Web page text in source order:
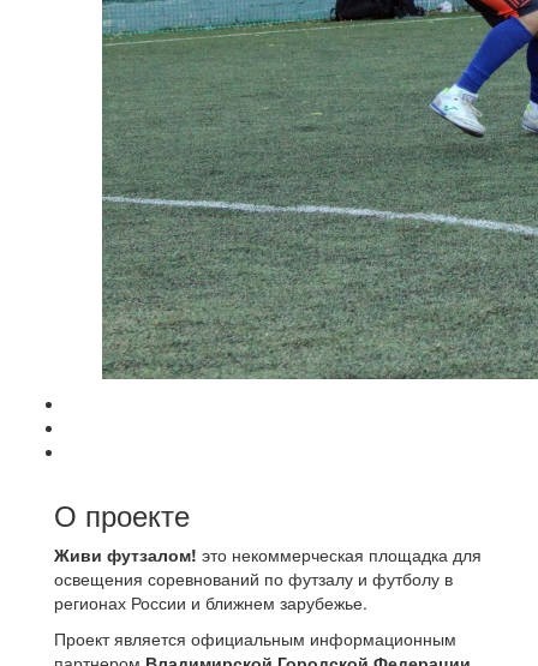
О проекте
Живи футзалом! это некоммерческая площадка для
освещения соревнований по футзалу и футболу в
регионах России и ближнем зарубежье.
Проект является официальным информационным